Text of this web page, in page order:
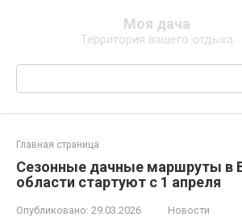
Моя дача
Территория вашего отдыха
Поиск:
Главная страница
Сезонные дачные маршруты в
области стартуют с 1 апреля
Опубликовано: 29.03.2026 Новости